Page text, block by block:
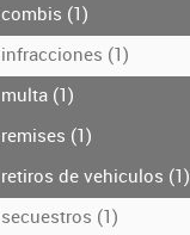
combis (1)
infracciones (1)
multa (1)
remises (1)
retiros de vehiculos (1)
secuestros (1)